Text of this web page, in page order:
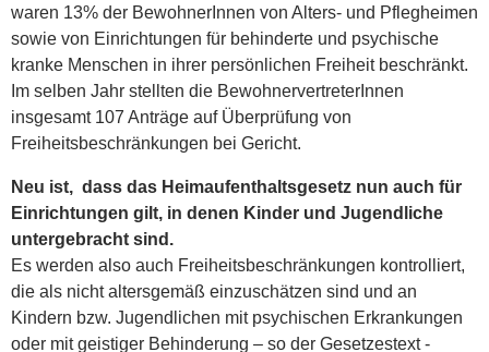
waren 13% der BewohnerInnen von Alters- und Pflegheimen
sowie von Einrichtungen für behinderte und psychische
kranke Menschen in ihrer persönlichen Freiheit beschränkt.
Im selben Jahr stellten die BewohnervertreterInnen
insgesamt 107 Anträge auf Überprüfung von
Freiheitsbeschränkungen bei Gericht.
Neu ist, dass das Heimaufenthaltsgesetz nun auch für
Einrichtungen gilt, in denen Kinder und Jugendliche
untergebracht sind.
Es werden also auch Freiheitsbeschränkungen kontrolliert,
die als nicht altersgemäß einzuschätzen sind und an
Kindern bzw. Jugendlichen mit psychischen Erkrankungen
oder mit geistiger Behinderung – so der Gesetzestext -